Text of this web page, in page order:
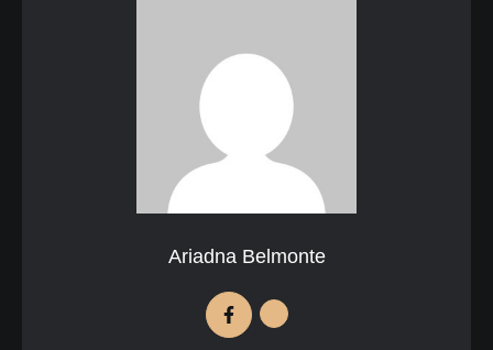
Ariadna Belmonte